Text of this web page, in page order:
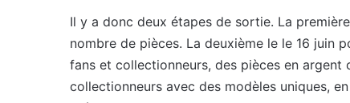
Il y a donc deux étapes de sortie. La
nombre de pièces. La deuxième le le 16 juin
fans et collectionneurs, des pièces en
collectionneurs avec des modèles uniques,